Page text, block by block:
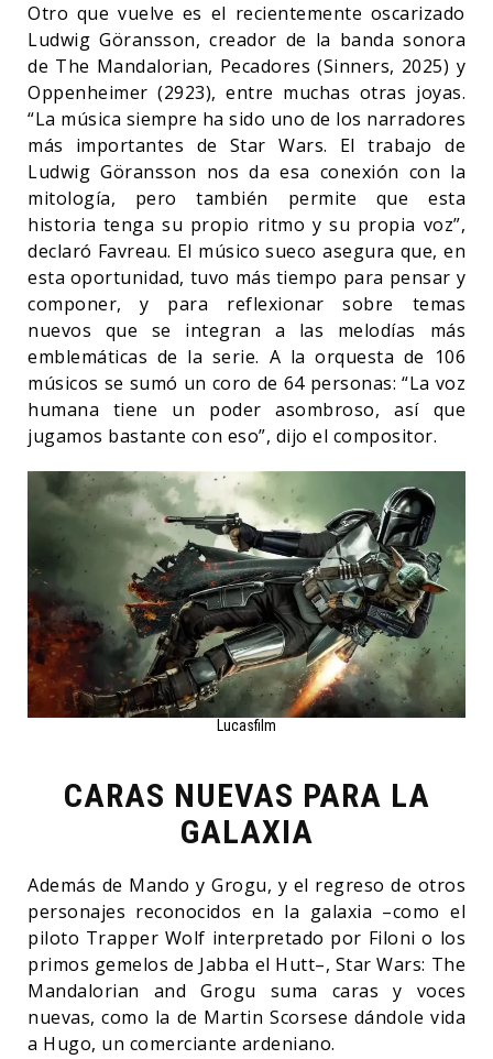
Otro que vuelve es el recientemente oscarizado
Ludwig Göransson, creador de la banda sonora
de The Mandalorian, Pecadores (Sinners, 2025) y
Oppenheimer (2923), entre muchas otras joyas.
“La música siempre ha sido uno de los narradores
más importantes de Star Wars. El trabajo de
Ludwig Göransson nos da esa conexión con la
mitología, pero también permite que esta
historia tenga su propio ritmo y su propia voz”,
declaró Favreau. El músico sueco asegura que, en
esta oportunidad, tuvo más tiempo para pensar y
componer, y para reflexionar sobre temas
nuevos que se integran a las melodías más
emblemáticas de la serie. A la orquesta de 106
músicos se sumó un coro de 64 personas: “La voz
humana tiene un poder asombroso, así que
jugamos bastante con eso”, dijo el compositor.
Lucasfilm
CARAS NUEVAS PARA LA
GALAXIA
Además de Mando y Grogu, y el regreso de otros
personajes reconocidos en la galaxia –como el
piloto Trapper Wolf interpretado por Filoni o los
primos gemelos de Jabba el Hutt–, Star Wars: The
Mandalorian and Grogu suma caras y voces
nuevas, como la de Martin Scorsese dándole vida
a Hugo, un comerciante ardeniano.